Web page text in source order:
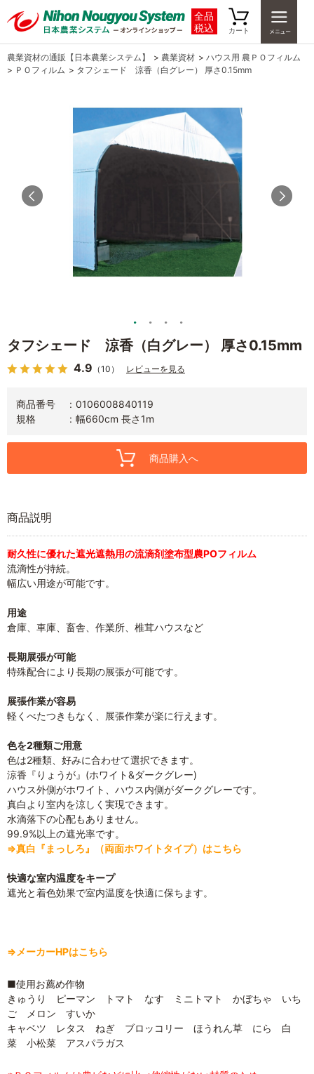
全品
税込
カート
農業資材の通販【日本農業システム】 > 農業資材 > ハウス用 農ＰＯフィルム
> ＰＯフィルム > タフシェード 涼香（白グレー） 厚さ0.15mm
タフシェード 涼香（白グレー） 厚さ0.15mm
4.9 （10） レビューを見る
商品番号
0106008840119
規格
幅660cm 長さ1m
商品購入へ
商品説明
耐久性に優れた遮光遮熱用の流滴剤塗布型農POフィルム
流滴性が持続。
幅広い用途が可能です。
用途
倉庫、車庫、畜舎、作業所、椎茸ハウスなど
長期展張が可能
特殊配合により長期の展張が可能です。
展張作業が容易
軽くべたつきもなく、展張作業が楽に行えます。
色を2種類ご用意
色は2種類、好みに合わせて選択できます。
涼香『りょうが』(ホワイト&ダークグレー)
ハウス外側がホワイト、ハウス内側がダークグレーです。
真白より室内を涼しく実現できます。
水滴落下の心配もありません。
99.9%以上の遮光率です。
⇒真白『まっしろ』（両面ホワイトタイプ）はこちら
快適な室内温度をキープ
遮光と着色効果で室内温度を快適に保ちます。
⇒メーカーHPはこちら
■使用お薦め作物
きゅうり ピーマン トマト なす ミニトマト かぼちゃ いち
ご メロン すいか
キャベツ レタス ねぎ ブロッコリー ほうれん草 にら 白
菜 小松菜 アスパラガス